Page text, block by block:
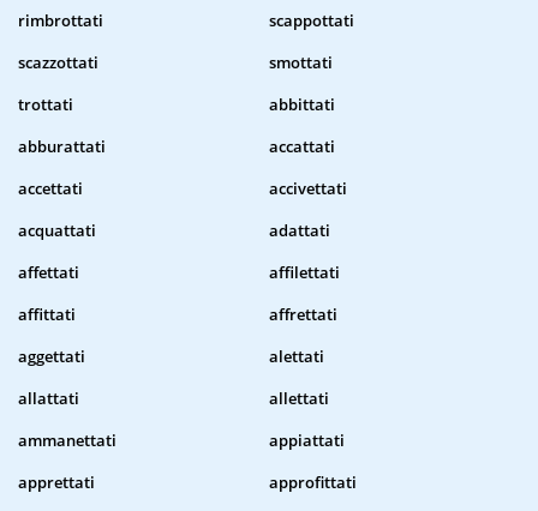
rimbrottati
scappottati
scazzottati
smottati
trottati
abbittati
abburattati
accattati
accettati
accivettati
acquattati
adattati
affettati
affilettati
affittati
affrettati
aggettati
alettati
allattati
allettati
ammanettati
appiattati
apprettati
approfittati